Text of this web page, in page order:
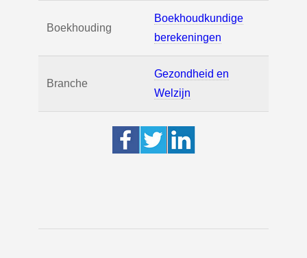
Boekhouding
Boekhoudkundige
berekeningen
Branche
Gezondheid en
Welzijn